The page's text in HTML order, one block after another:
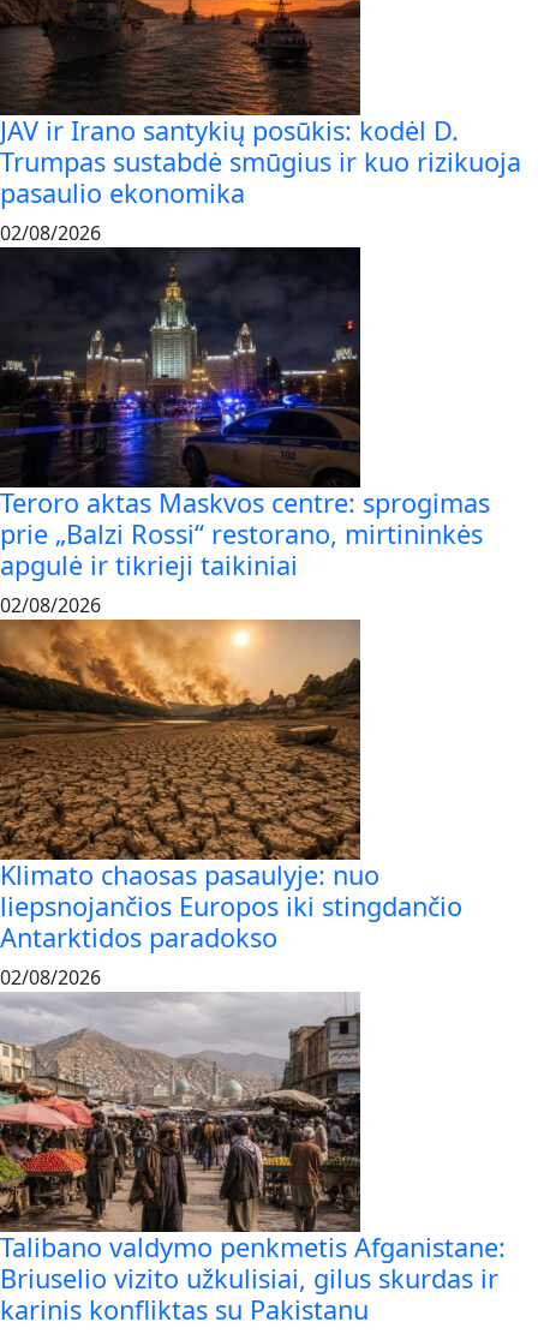
JAV ir Irano santykių posūkis: kodėl D.
Trumpas sustabdė smūgius ir kuo rizikuoja
pasaulio ekonomika
02/08/2026
Teroro aktas Maskvos centre: sprogimas
prie „Balzi Rossi“ restorano, mirtininkės
apgulė ir tikrieji taikiniai
02/08/2026
Klimato chaosas pasaulyje: nuo
liepsnojančios Europos iki stingdančio
Antarktidos paradokso
02/08/2026
Talibano valdymo penkmetis Afganistane:
Briuselio vizito užkulisiai, gilus skurdas ir
karinis konfliktas su Pakistanu